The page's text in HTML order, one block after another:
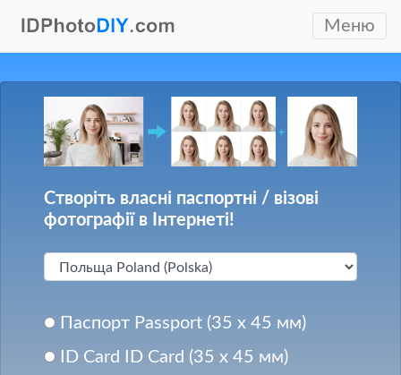
Меню
Створіть власні паспортні / візові
фотографії в Інтернеті!
Паспорт Passport (35 x 45 мм)
ID Card ID Card (35 x 45 мм)